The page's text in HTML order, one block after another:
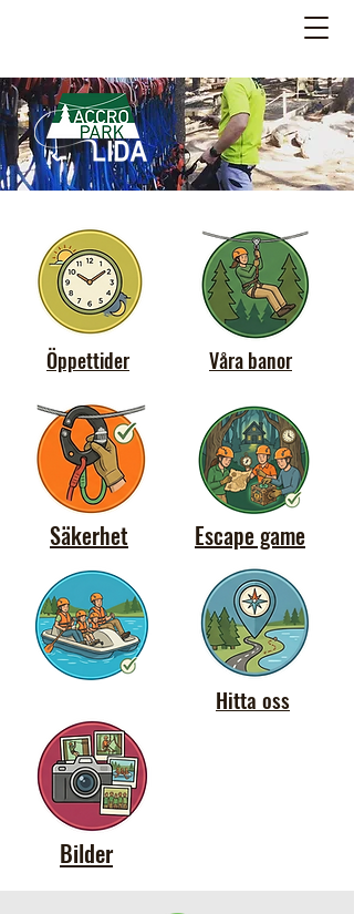
Öppettider
Säkerhet
Våra banor
Escape game
Hitta oss
Bilder